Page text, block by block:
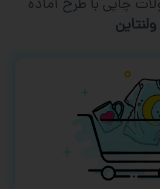
چاپی با طرح آماده
ورزشی